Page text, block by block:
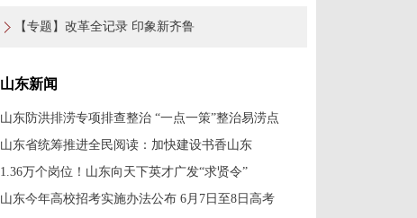
【专题】改革全记录 印象新齐鲁
山东新闻
山东防洪排涝专项排查整治 “一点一策”整治易涝点
山东省统筹推进全民阅读：加快建设书香山东
1.36万个岗位！山东向天下英才广发“求贤令”
山东今年高校招考实施办法公布 6月7日至8日高考